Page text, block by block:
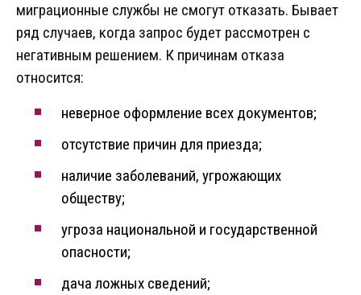
миграционные службы не смогут отказать. Бывает
ряд случаев, когда запрос будет рассмотрен с
негативным решением. К причинам отказа
относится:
неверное оформление всех документов;
отсутствие причин для приезда;
наличие заболеваний, угрожающих
обществу;
угроза национальной и государственной
опасности;
дача ложных сведений;